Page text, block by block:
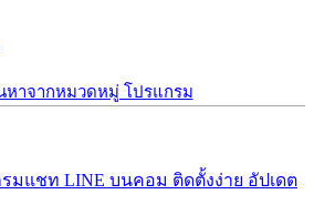
หาจากหมวดหมู่ โปรแกรม
รมแชท LINE บนคอม ติดตั้งง่าย อัปเดต